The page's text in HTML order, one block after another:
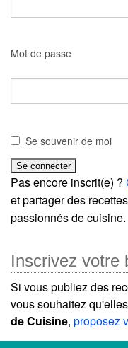
Mot de passe
Se souvenir de moi
Pas encore inscrit(e) ?
et partager des
passionnés de cuisine.
Inscrivez votre
Si vous publiez des
vous souhaitez
de Cuisine, proposez